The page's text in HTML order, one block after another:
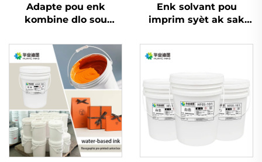
Adapte pou enk
kombine dlo sou
Enk solvant pou
imprim syèt ak sak
plastik ak materyal
empaquetaj